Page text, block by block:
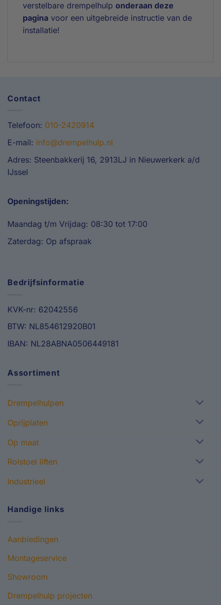
verstelbare drempelhulp onderaan deze
pagina voor een uitgebreide instructie van de
installatie!
Contact
Telefoon: 010-2420914
E-mail: info@drempelhulp.nl
Adres: Steenbakkerij 16, 2913LJ in Nieuwerkerk a/d
IJssel
Openingstijden:
Maandag t/m Vrijdag: 08:30 tot 17:00
Zaterdag: Op afspraak
Bedrijfsinformatie
KVK-nr: 62042556
BTW: NL854612920B01
IBAN: NL28ABNA0506449181
Assortiment
Drempelhulpen
Oprijplaten
Op maat
Rolstoel liften
Industrieel
Handige links
Aanbiedingen
Montageservice
Showroom
Drempelhulp projecten